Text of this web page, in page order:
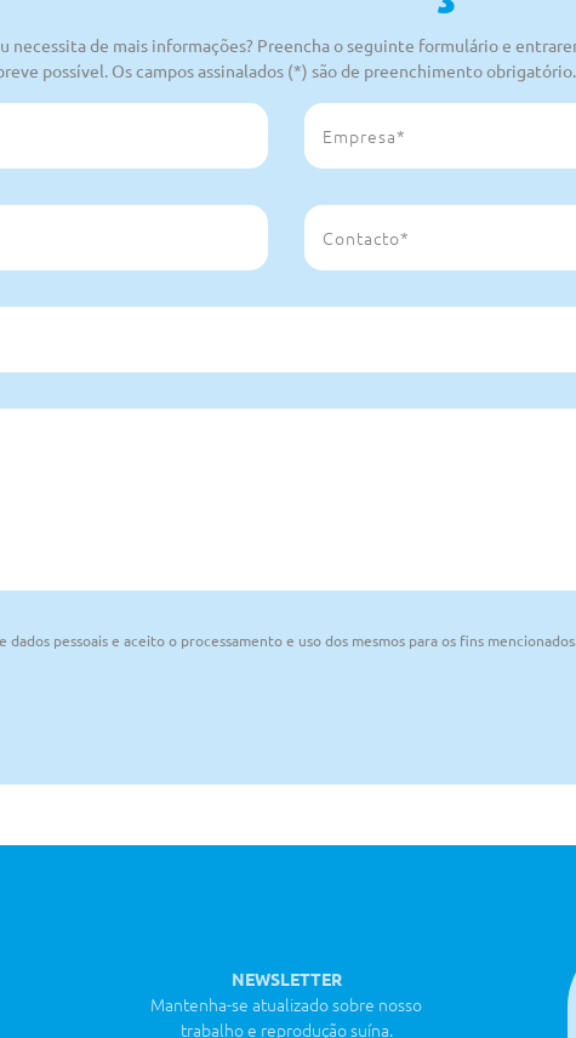
necessita de mais informações? Preencha o seguinte formulário e
possível. Os campos assinalados (*) são de preenchimento obrigatório.
pessoais e aceito o processamento e uso dos mesmos para os fins
NEWSLETTER
Mantenha-se atualizado sobre nosso
trabalho e reprodução suína.